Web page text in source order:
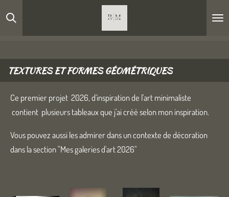
Passer
TEXTURES ET FORMES GÉOMÉTRIQUES
Ce premier projet 2026, d'inspiration de l'art minimaliste
contient plusieurs tableaux que j'ai créé selon mon inspiration.
Vous pouvez aussi les admirer dans un contexte de décoration
dans la section "Mes galeries d'art 2026"